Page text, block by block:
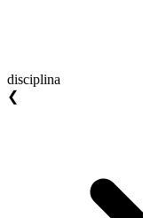
disciplina
❮